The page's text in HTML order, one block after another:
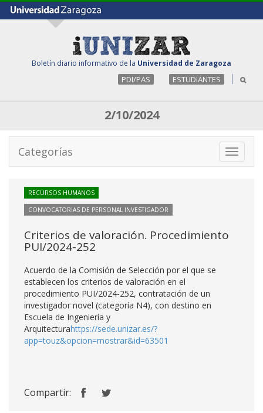
Boletín diario informativo de la Universidad de Zaragoza
PDI/PAS ESTUDIANTES
2/10/2024
Toggle
Categorías
RECURSOS HUMANOS
CONVOCATORIAS DE PERSONAL INVESTIGADOR
Criterios de valoración. Procedimiento
PUI/2024-252
Acuerdo de la Comisión de Selección por el que se
establecen los criterios de valoración en el
procedimiento PUI/2024-252, contratación de un
investigador novel (categoría N4), con destino en
Escuela de Ingeniería y
Arquitecturahttps://sede.unizar.es/?
app=touz&opcion=mostrar&id=63501
Compartir: